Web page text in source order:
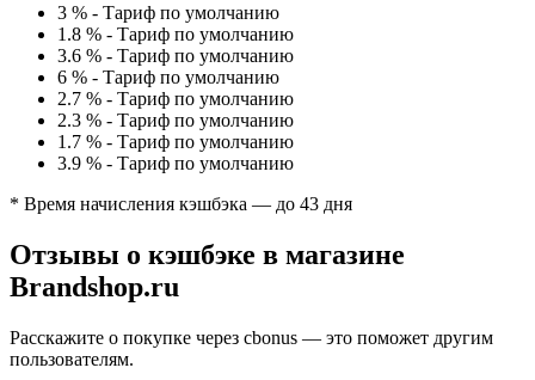
3 % - Тариф по умолчанию
1.8 % - Тариф по умолчанию
3.6 % - Тариф по умолчанию
6 % - Тариф по умолчанию
2.7 % - Тариф по умолчанию
2.3 % - Тариф по умолчанию
1.7 % - Тариф по умолчанию
3.9 % - Тариф по умолчанию
* Время начисления кэшбэка — до 43 дня
Отзывы о кэшбэке в магазине
Brandshop.ru
Расскажите о покупке через cbonus — это поможет другим
пользователям.